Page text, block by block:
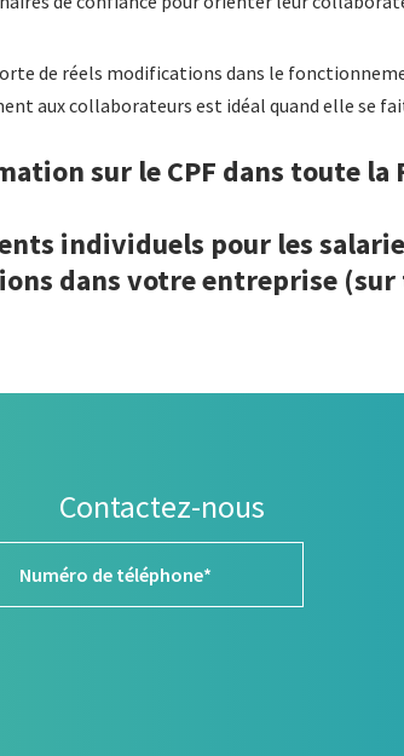
de réels modifications dans le
aux collaborateurs est idéal quand elle se
sur le CPF dans toute
individuels pour les
dans votre entreprise (sur
Contactez-nous